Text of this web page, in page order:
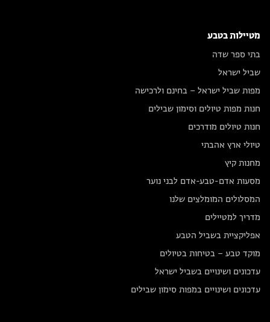
מטיילות בטבע
בתי ספר שדה
שביל ישראל
מפות שביל ישראל – בחינם ולרכישה
חנות מפות טיולים וסימון שבילים
חנות טיולים מודרכים
טיולי ארץ אהבתי
מחנות קיץ
מסעות אדם-טבע-אדם לבני נוער
המסלולים המומלצים שלנו
מדריך למטיילים
אפליקציית בשביל הטבע
מוקד טבע – בטיחות בטיולים
עדכונים ושינויים בשביל ישראל
עדכונים ושינויים במפות סימון שבילים